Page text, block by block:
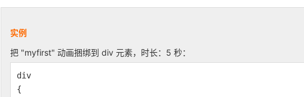
实例
把 "myfirst" 动画捆绑到 div 元素，时长：5 秒：
div
{